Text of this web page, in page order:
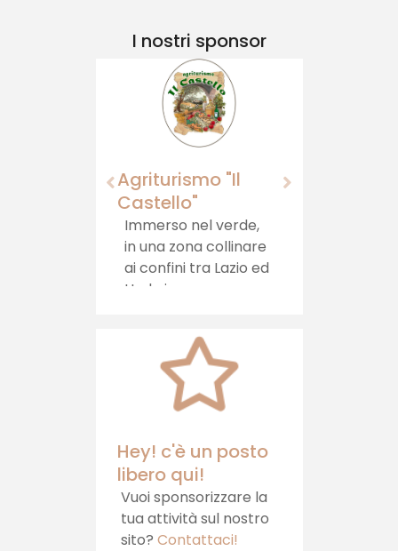
I nostri sponsor
Agriturismo "Il
Castello"
Immerso nel verde,
in una zona collinare
ai confini tra Lazio ed
Umbria, sorge
Castello, che offre
ospitalità, cibi sani e
Hey! c'è un posto
libero qui!
Vuoi sponsorizzare la
tua attività sul nostro
sito? Contattaci!